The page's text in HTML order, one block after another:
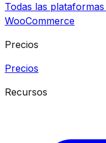
Todas las
WooCommerce
Precios
Precios
Recursos